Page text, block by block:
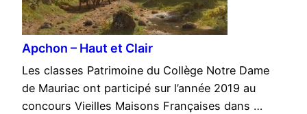
Apchon – Haut et Clair
Les classes Patrimoine du Collège Notre Dame
de Mauriac ont participé sur l’année 2019 au
concours Vieilles Maisons Françaises dans …